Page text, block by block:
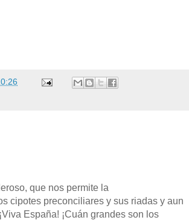
que nos permite la
cipotes preconciliares y sus riadas y aun
España! ¡Cuán grandes son los